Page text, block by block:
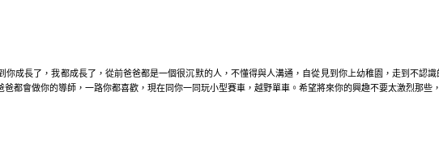
成長了，我都成長了，從前爸爸都是一個很沉默的人，不懂得與人溝通，自從見到你上幼稚園，走到不認
都會做你的導師，一路你都喜歡，現在同你一同玩小型賽車，越野單車。希望將來你的興趣不要太激烈那